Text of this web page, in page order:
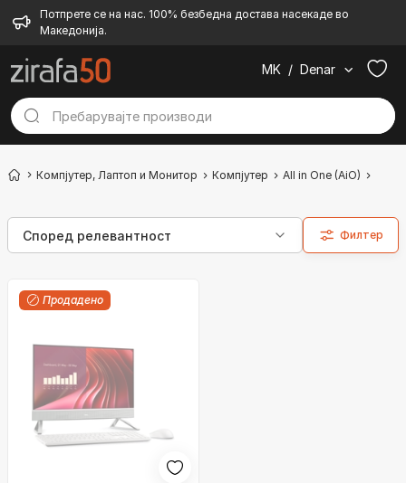
Потпрете се на нас. 100% безбедна достава насекаде во
Македонија.
MK / Denar
Компјутер, Лаптоп и Монитор Компјутер All in One (AiO)
Филтер
Продадено